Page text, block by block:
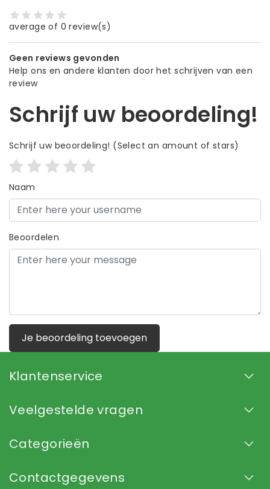
average of 0 review(s)
Geen reviews gevonden
Help ons en andere klanten door het schrijven van een
review
Schrijf uw beoordeling!
Schrijf uw beoordeling! (Select an amount of stars)
Naam
Beoordelen
Je beoordeling toevoegen
Klantenservice
Veelgestelde vragen
Categorieën
Contactgegevens